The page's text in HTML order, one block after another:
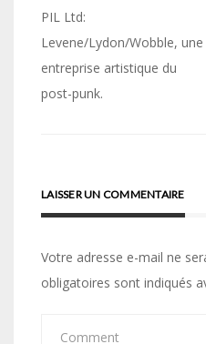
Navigation
de
l’article
PIL Ltd:
Levene/Lydon/Wobble, une
entreprise artistique du
post-punk.
LAISSER UN COMMENTAIRE
Votre adresse e-mail ne
obligatoires sont indiqués